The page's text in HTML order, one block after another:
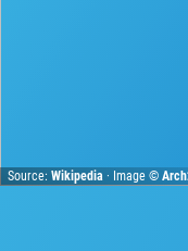
Source:Wikipedia · Image ©